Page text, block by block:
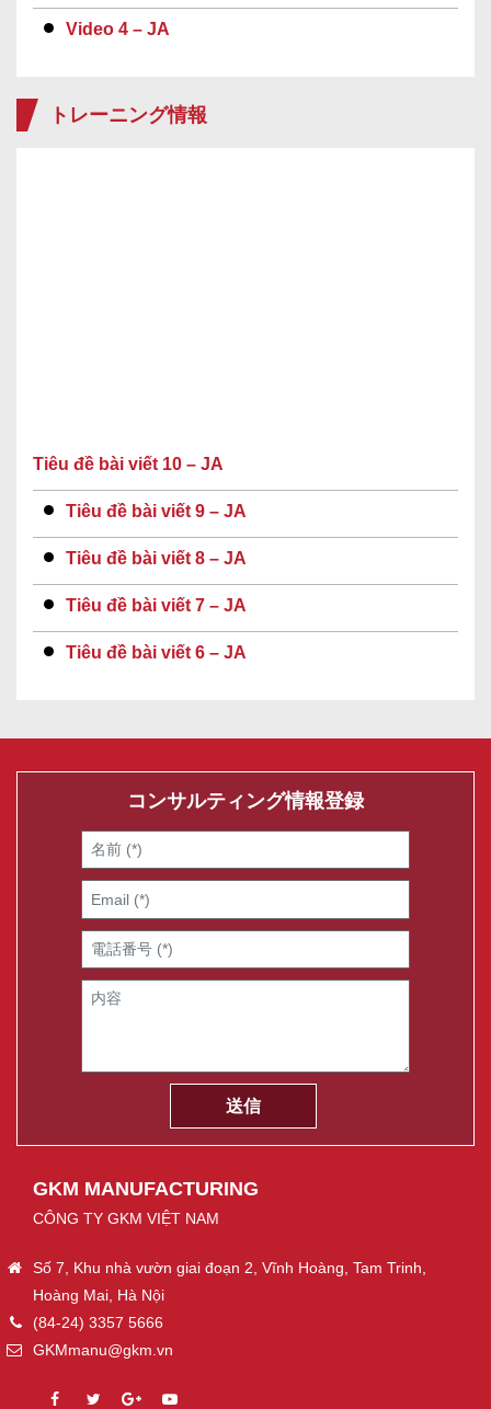
Video 4 – JA
トレーニング情報
Tiêu đề bài viết 10 – JA
Tiêu đề bài viết 9 – JA
Tiêu đề bài viết 8 – JA
Tiêu đề bài viết 7 – JA
Tiêu đề bài viết 6 – JA
コンサルティング情報登録
GKM MANUFACTURING
CÔNG TY GKM VIỆT NAM
Số 7, Khu nhà vườn giai đoạn 2, Vĩnh Hoàng, Tam Trinh,
Hoàng Mai, Hà Nội
(84-24) 3357 5666
GKMmanu@gkm.vn